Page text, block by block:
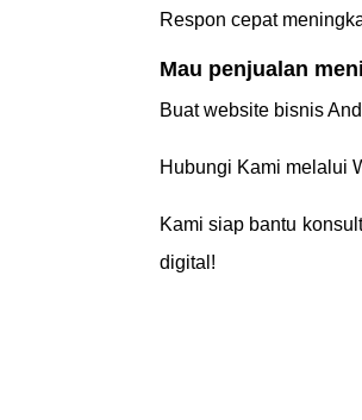
Respon cepat
Mau penjualan
Buat website bisnis
Hubungi Kami melalui
Kami siap bantu
digital!